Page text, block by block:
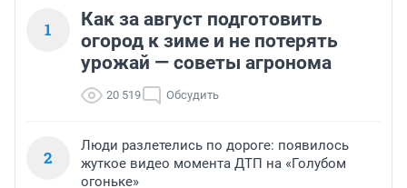
1
Как за август подготовить
огород к зиме и не потерять
урожай — советы агронома
20 519 Обсудить
2
Люди разлетелись по дороге: появилось
жуткое видео момента ДТП на «Голубом
огоньке»